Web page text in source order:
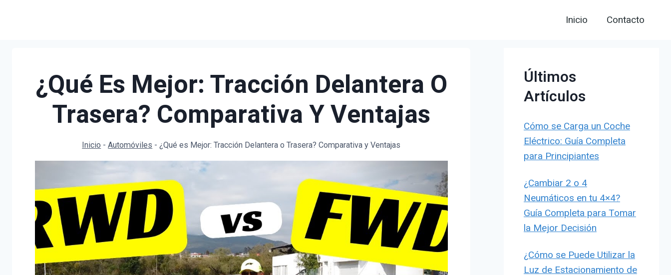
Inicio Contacto
¿Qué Es Mejor: Tracción Delantera O
Trasera? Comparativa Y Ventajas
Inicio -Automóviles - ¿Qué es Mejor: Tracción Delantera o Trasera? Comparativa y Ventajas
Últimos
Artículos
Cómo se Carga un Coche
Eléctrico: Guía Completa
para Principiantes
¿Cambiar 2 o 4
Neumáticos en tu 4×4?
Guía Completa para Tomar
la Mejor Decisión
¿Cómo se Puede Utilizar la
Luz de Estacionamiento de